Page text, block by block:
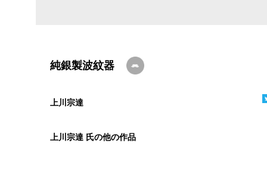
純銀製波紋器
上川宗達
上川宗達 氏の他の作品